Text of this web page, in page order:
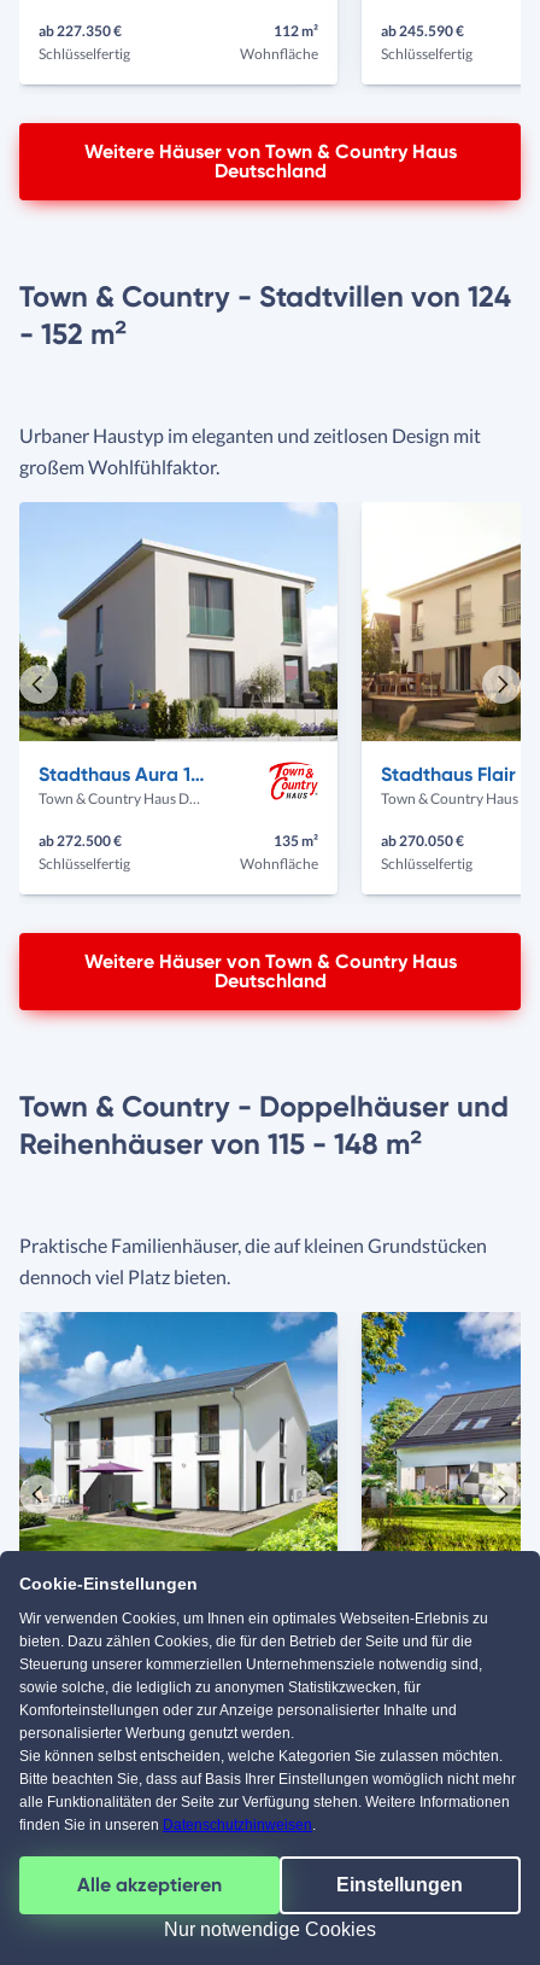
KI Chat
ab 227.350 €
Schlüsselfertig
112 m²
Wohnfläche
ab 245.590 €
Schlüsselfertig
Weitere Häuser von Town & Country Haus
Deutschland
Town & Country - Stadtvillen von 124
- 152 m²
Urbaner Haustyp im eleganten und zeitlosen Design mit
großem Wohlfühlfaktor.
Stadthaus Aura 136
Town & Country Haus Deutschland
ab 272.500 €
Schlüsselfertig
135 m²
Wohnfläche
ab 270.050 €
Schlüsselfertig
Vorheriges
Haus
Haus
Weitere Häuser von Town & Country Haus
Deutschland
Town & Country - Doppelhäuser und
Reihenhäuser von 115 - 148 m²
Praktische Familienhäuser, die auf kleinen Grundstücken
dennoch viel Platz bieten.
DH Aura 125
ab 251.890 €
Schlüsselfertig
126 m²
Wohnfläche
ab 230.950 €
Schlüsselfertig
Vorheriges
Haus
Haus
Weitere Häuser von Town & Country Haus
Deutschland
Cookie-Einstellungen
Wir verwenden Cookies, um Ihnen ein optimales Webseiten-Erlebnis zu
bieten. Dazu zählen Cookies, die für den Betrieb der Seite und für die
Steuerung unserer kommerziellen Unternehmensziele notwendig sind,
sowie solche, die lediglich zu anonymen Statistikzwecken, für
Komforteinstellungen oder zur Anzeige personalisierter Inhalte und
personalisierter Werbung genutzt werden.
Sie können selbst entscheiden, welche Kategorien Sie zulassen möchten.
Bitte beachten Sie, dass auf Basis Ihrer Einstellungen womöglich nicht mehr
alle Funktionalitäten der Seite zur Verfügung stehen. Weitere Informationen
finden Sie in unseren Datenschutzhinweisen.
Alle akzeptieren Einstellungen
Nur notwendige Cookies